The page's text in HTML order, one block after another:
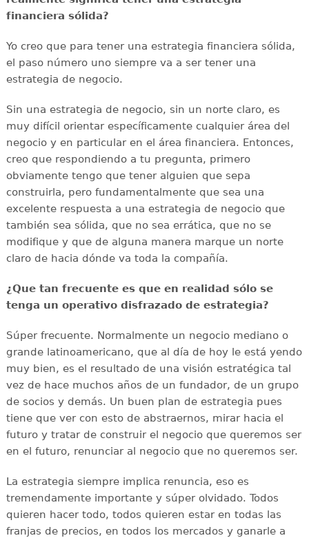
financiera sólida?
Yo creo que para tener una estrategia financiera sólida,
el paso número uno siempre va a ser tener una
estrategia de negocio.
Sin una estrategia de negocio, sin un norte claro, es
muy difícil orientar específicamente cualquier área del
negocio y en particular en el área financiera. Entonces,
creo que respondiendo a tu pregunta, primero
obviamente tengo que tener alguien que sepa
construirla, pero fundamentalmente que sea una
excelente respuesta a una estrategia de negocio que
también sea sólida, que no sea errática, que no se
modifique y que de alguna manera marque un norte
claro de hacia dónde va toda la compañía.
¿Que tan frecuente es que en realidad sólo se
tenga un operativo disfrazado de estrategia?
Súper frecuente. Normalmente un negocio mediano o
grande latinoamericano, que al día de hoy le está yendo
muy bien, es el resultado de una visión estratégica tal
vez de hace muchos años de un fundador, de un grupo
de socios y demás. Un buen plan de estrategia pues
tiene que ver con esto de abstraernos, mirar hacia el
futuro y tratar de construir el negocio que queremos ser
en el futuro, renunciar al negocio que no queremos ser.
La estrategia siempre implica renuncia, eso es
tremendamente importante y súper olvidado. Todos
quieren hacer todo, todos quieren estar en todas las
franjas de precios, en todos los mercados y ganarle a